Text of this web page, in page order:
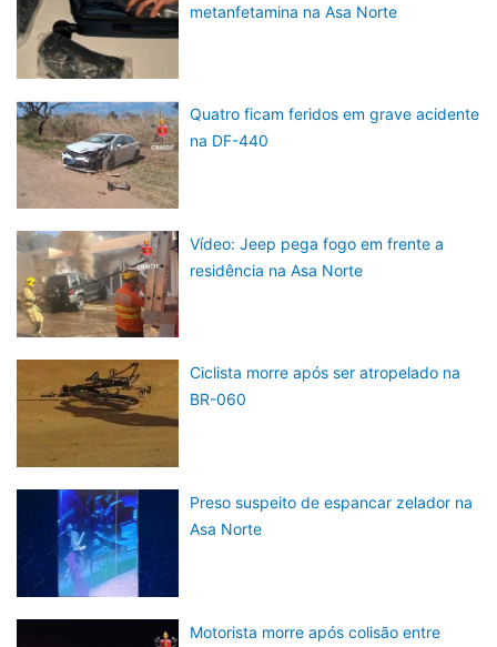
metanfetamina na Asa Norte
Quatro ficam feridos em grave acidente
na DF-440
Vídeo: Jeep pega fogo em frente a
residência na Asa Norte
Ciclista morre após ser atropelado na
BR-060
Preso suspeito de espancar zelador na
Asa Norte
Motorista morre após colisão entre